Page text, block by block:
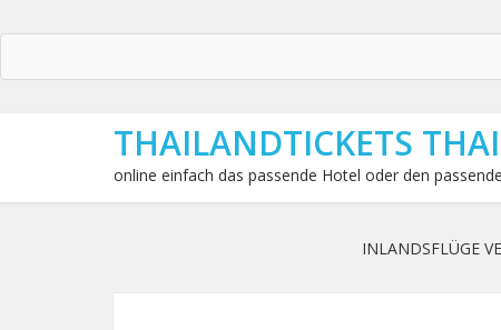
THAILANDTICKETS
online einfach das passende Hotel oder den
INLANDSFLÜGE